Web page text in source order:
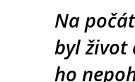
Na
byl život
ho